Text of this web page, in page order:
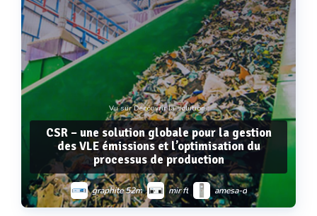
Vu sur Découvrir la solution :
CSR – une solution globale pour la gestion
des VLE émissions et l’optimisation du
processus de production
graphite 52m mir ft amesa-d